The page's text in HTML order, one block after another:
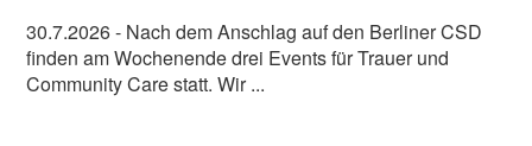
30.7.2026- Nach dem Anschlag auf den Berliner CSD
finden am Wochenende drei Events für Trauer und
Community Care statt. Wir ...